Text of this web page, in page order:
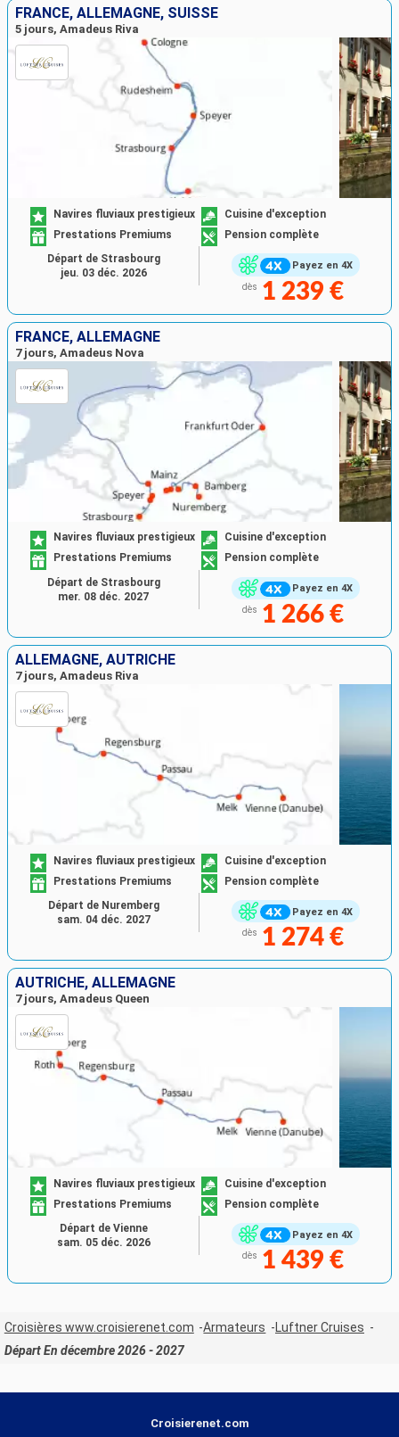
FRANCE, ALLEMAGNE, SUISSE
5 jours, Amadeus Riva
Payez en 4X
Navires fluviaux prestigieux
Cuisine d'exception
Prestations Premiums
Pension complète
dès 1 239 €
Départ de Strasbourg
jeu. 03 déc. 2026
FRANCE, ALLEMAGNE
7 jours, Amadeus Nova
Payez en 4X
Navires fluviaux prestigieux
Cuisine d'exception
Prestations Premiums
Pension complète
dès 1 266 €
Départ de Strasbourg
mer. 08 déc. 2027
ALLEMAGNE, AUTRICHE
7 jours, Amadeus Riva
Payez en 4X
Navires fluviaux prestigieux
Cuisine d'exception
Prestations Premiums
Pension complète
dès 1 274 €
Départ de Nuremberg
sam. 04 déc. 2027
AUTRICHE, ALLEMAGNE
7 jours, Amadeus Queen
Payez en 4X
Navires fluviaux prestigieux
Cuisine d'exception
Prestations Premiums
Pension complète
dès 1 439 €
Départ de Vienne
sam. 05 déc. 2026
Croisières www.croisierenet.com Armateurs
Luftner Cruises
Départ En décembre 2026 - 2027
Croisierenet.com